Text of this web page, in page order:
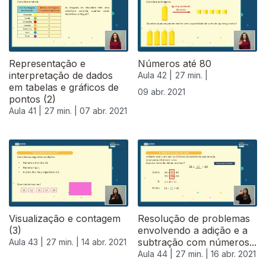
Representação e
interpretação de dados
em tabelas e gráficos de
pontos (2)
Aula 41 | 27 min. | 07 abr. 2021
Números até 80
Aula 42 |
27 min. |
09 abr. 2021
Visualização e contagem
(3)
Aula 43 | 27 min. | 14 abr. 2021
Resolução de problemas
envolvendo a adição e a
subtração com números...
Aula 44 | 27 min. | 16 abr. 2021